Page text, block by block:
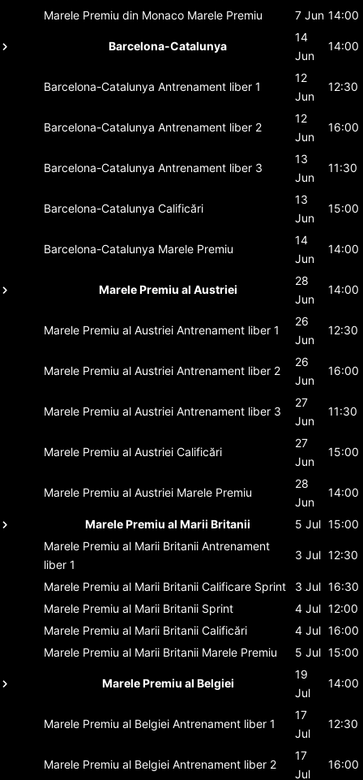
Marele Premiu din Monaco Marele Premiu 7 Jun 14:00
Barcelona-Catalunya
14
Jun
14:00
Barcelona-Catalunya Antrenament liber 1
12
Jun
12:30
Barcelona-Catalunya Antrenament liber 2
12
Jun
16:00
Barcelona-Catalunya Antrenament liber 3
13
Jun
11:30
Barcelona-Catalunya Calificări
13
Jun
15:00
Barcelona-Catalunya Marele Premiu
14
Jun
14:00
Marele Premiu al Austriei
28
Jun
14:00
Marele Premiu al Austriei Antrenament liber 1
26
Jun
12:30
Marele Premiu al Austriei Antrenament liber 2
26
Jun
16:00
Marele Premiu al Austriei Antrenament liber 3
27
Jun
11:30
Marele Premiu al Austriei Calificări
27
Jun
15:00
Marele Premiu al Austriei Marele Premiu
28
Jun
14:00
Marele Premiu al Marii Britanii 5 Jul 15:00
Marele Premiu al Marii Britanii Antrenament
liber 1
3 Jul 12:30
Marele Premiu al Marii Britanii Calificare Sprint 3 Jul 16:30
Marele Premiu al Marii Britanii Sprint 4 Jul 12:00
Marele Premiu al Marii Britanii Calificări 4 Jul 16:00
Marele Premiu al Marii Britanii Marele Premiu 5 Jul 15:00
Marele Premiu al Belgiei
19
Jul
14:00
Marele Premiu al Belgiei Antrenament liber 1
17
Jul
12:30
Marele Premiu al Belgiei Antrenament liber 2
17
Jul
16:00